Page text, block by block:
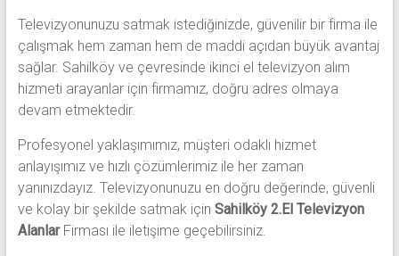
Televizyonunuzu satmak istediğinizde, güvenilir bir firma ile
çalışmak hem zaman hem de maddi açıdan büyük avantaj
sağlar. Sahilköy ve çevresinde ikinci el televizyon alım
hizmeti arayanlar için firmamız, doğru adres olmaya
devam etmektedir.
Profesyonel yaklaşımımız, müşteri odaklı hizmet
anlayışımız ve hızlı çözümlerimiz ile her zaman
yanınızdayız. Televizyonunuzu en doğru değerinde, güvenli
ve kolay bir şekilde satmak için Sahilköy 2.El Televizyon
AlanlarFirması ile iletişime geçebilirsiniz.